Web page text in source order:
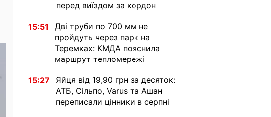
перед виїздом за кордон
15:51
Дві труби по 700 мм не
пройдуть через парк на
Теремках: КМДА пояснила
маршрут тепломережі
15:27
Яйця від 19,90 грн за десяток:
АТБ, Сільпо, Varus та Ашан
переписали цінники в серпні